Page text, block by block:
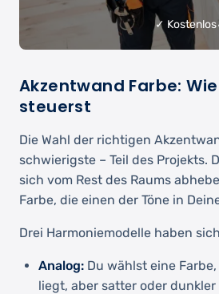
✓ Kostenlos
Akzentwand Farbe:
steuerst
Die Wahl der richtigen
schwierigste – Teil des Projekts.
sich vom Rest des Raums
Farbe, die einen der Töne in
Drei Harmoniemodelle haben
Analog: Du wählst eine
liegt, aber satter oder